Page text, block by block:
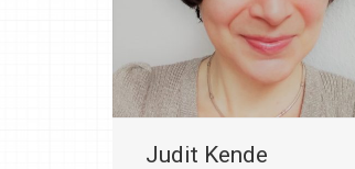
Judit Kende